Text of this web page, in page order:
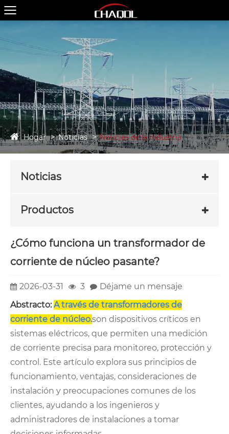
Hogar Noticias Noticias de la industria
Noticias
Productos
¿Cómo funciona un transformador de
corriente de núcleo pasante?
2026-03-31 3
Déjame un mensaje
Abstracto: A través de transformadores de
corriente de núcleo.son dispositivos críticos en
sistemas eléctricos, que permiten una medición
de corriente precisa para monitoreo, protección y
control. Este artículo explora sus principios de
funcionamiento, ventajas, consideraciones de
instalación y preocupaciones comunes de los
clientes, ayudando a los ingenieros y
administradores de instalaciones a tomar